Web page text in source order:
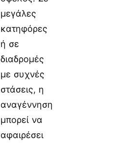
μεγάλες
κατηφόρες
ή σε
διαδρομές
με συχνές
στάσεις, η
αναγέννηση
μπορεί να
αφαιρέσει